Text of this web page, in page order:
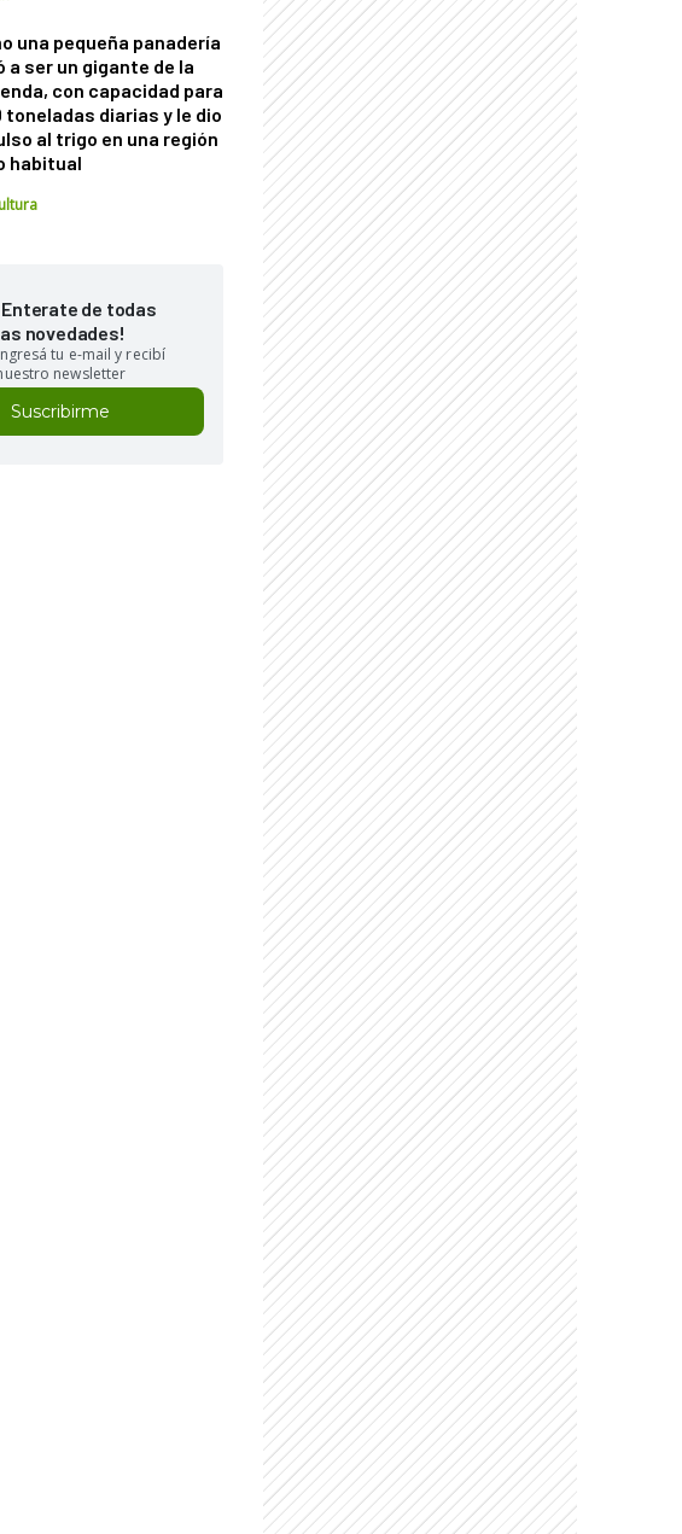
una pequeña panadería
a ser un gigante de la
con capacidad para
toneladas diarias y le dio
al trigo en una región
habitual
de todas
novedades!
tu e-mail y recibí
newsletter
Suscribirme